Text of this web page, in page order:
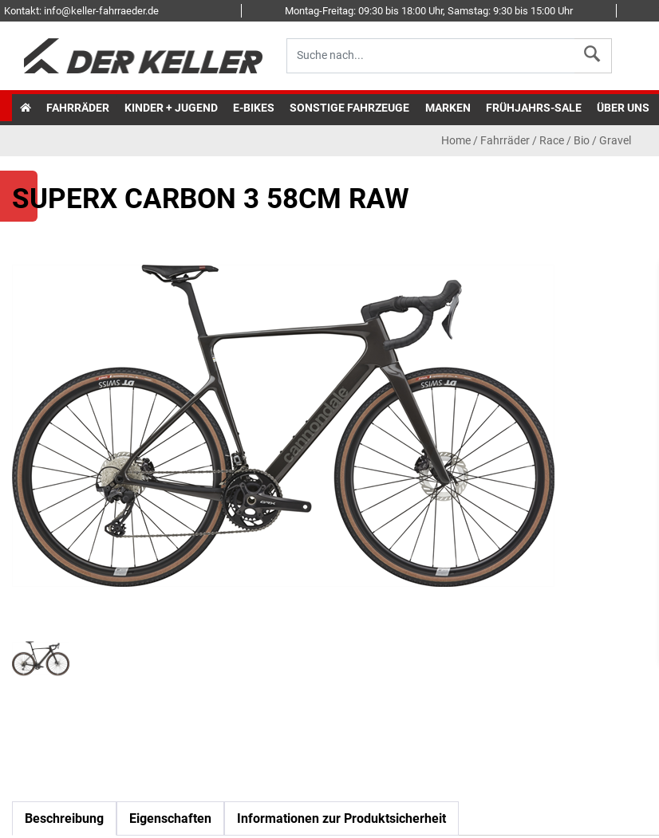
Kontakt: info@keller-fahrraeder.de Montag-Freitag: 09:30 bis 18:00 Uhr, Samstag: 9:30 bis 15:00 Uhr
FAHRRÄDER KINDER + JUGEND E-BIKES SONSTIGE FAHRZEUGE MARKEN FRÜHJAHRS-SALE ÜBER UNS
Home / Fahrräder / Race / Bio / Gravel
SUPERX CARBON 3 58CM RAW
Beschreibung Eigenschaften Informationen zur Produktsicherheit